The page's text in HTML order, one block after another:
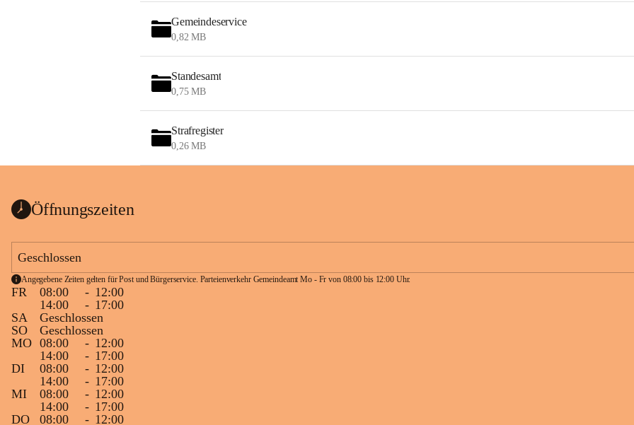
Gemeindeservice
0,82 MB
Standesamt
0,75 MB
Strafregister
0,26 MB
Öffnungszeiten
Geschlossen
Angegebene Zeiten gelten für Post und Bürgerservice. Parteienverkehr Gemeindeamt Mo - Fr von 08:00 bis 12:00 Uhr.
FR 08:00 - 12:00
14:00
- 17:00
SA
Geschlossen
SO
Geschlossen
MO 08:00 - 12:00
14:00
- 17:00
DI
08:00 - 12:00
14:00
- 17:00
MI
08:00 - 12:00
14:00
- 17:00
DO
08:00 - 12:00